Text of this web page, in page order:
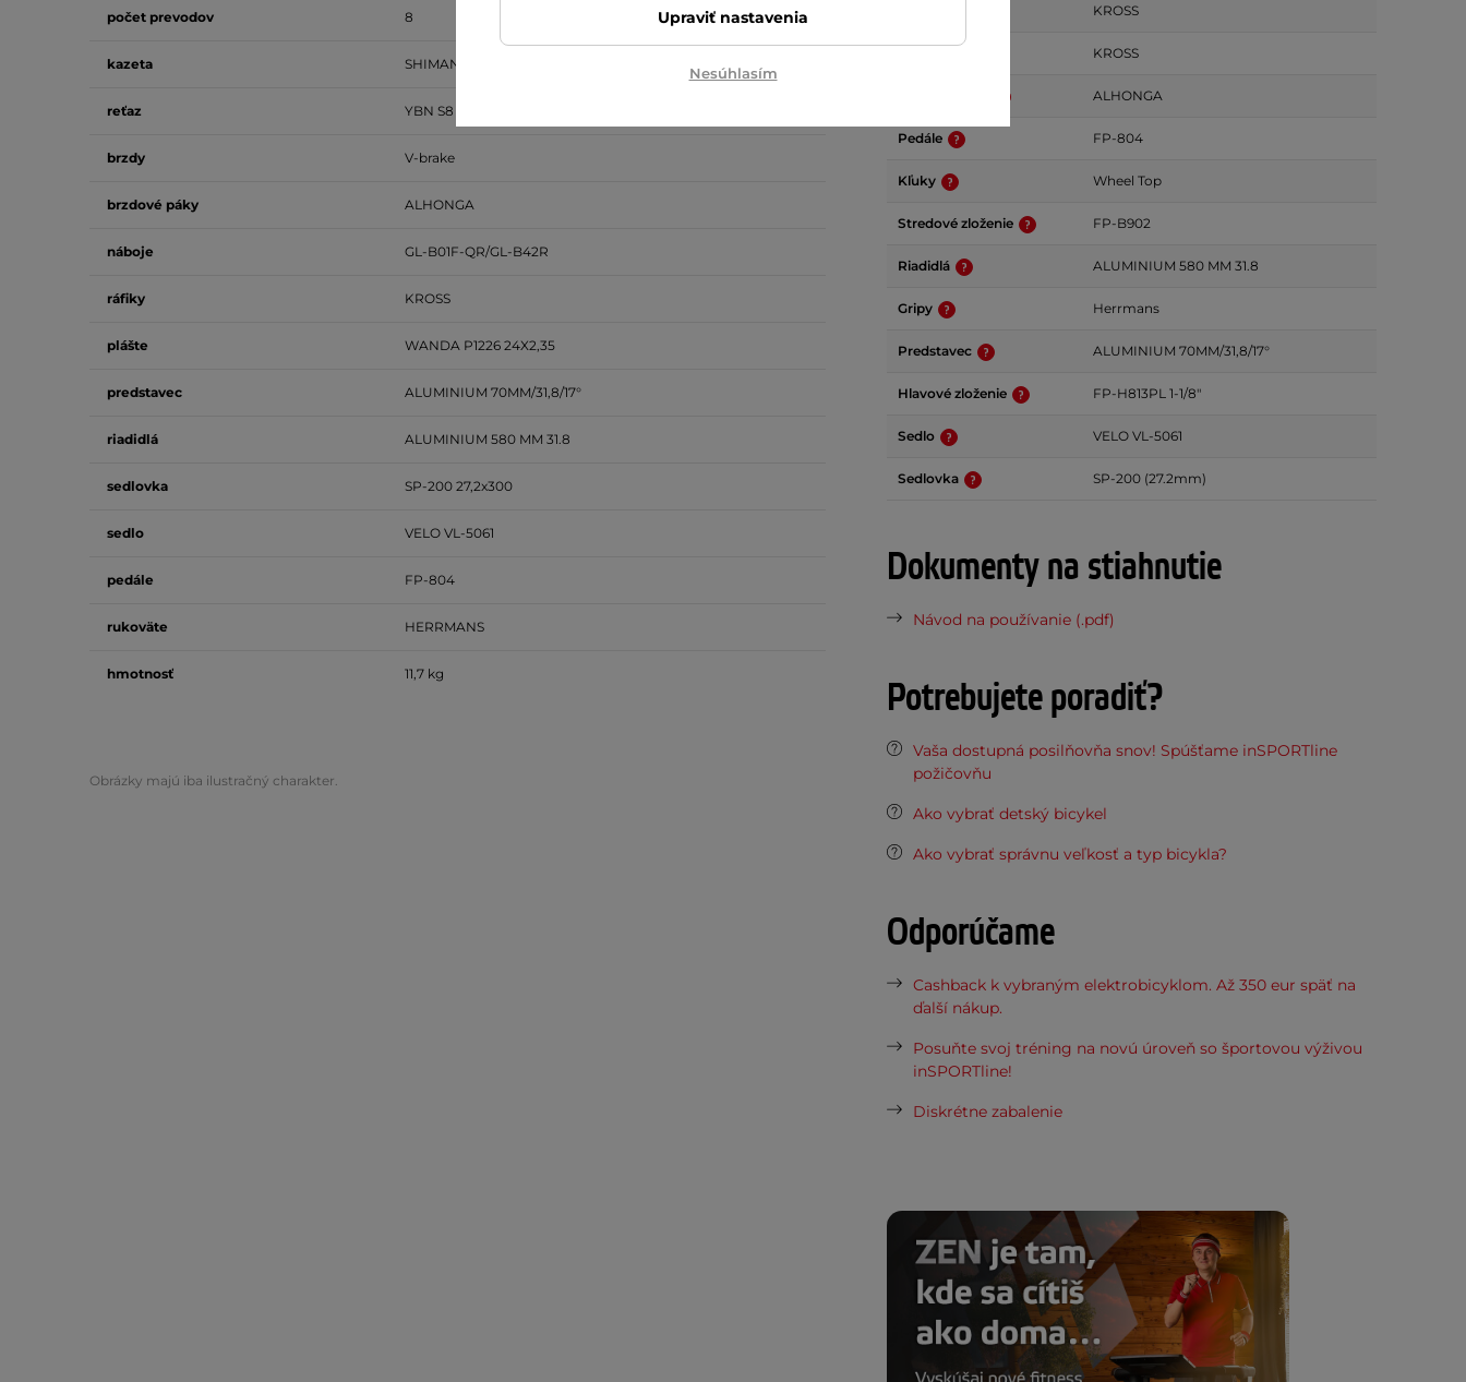
počet prevodov 8
kazeta SHIMANO HG41-8 (11-34T)
reťaz YBN S8
brzdy V-brake
brzdové páky ALHONGA
náboje GL-B01F-QR/GL-B42R
ráfiky KROSS
plášte WANDA P1226 24X2,35
predstavec ALUMINIUM 70MM/31,8/17°
riadidlá ALUMINIUM 580 MM 31.8
sedlovka SP-200 27,2x300
sedlo VELO VL-5061
pedále FP-804
rukoväte HERRMANS
hmotnosť 11,7 kg
Obrázky majú iba ilustračný charakter.
KROSS
KROSS
ALHONGA
Pedále FP-804
Kľuky Wheel Top
Stredové zloženie FP-B902
Riadidlá ALUMINIUM 580 MM 31.8
Gripy Herrmans
Predstavec ALUMINIUM 70MM/31,8/17°
Hlavové zloženie FP-H813PL 1-1/8"
Sedlo VELO VL-5061
Sedlovka SP-200 (27.2mm)
Dokumenty na stiahnutie
Návod na používanie (.pdf)
Potrebujete poradiť?
Vaša dostupná posilňovňa snov! Spúšťame inSPORTline
požičovňu
Ako vybrať detský bicykel
Ako vybrať správnu veľkosť a typ bicykla?
Odporúčame
Cashback k vybraným elektrobicyklom. Až 350 eur späť na
ďalší nákup.
Posuňte svoj tréning na novú úroveň so športovou výživou
inSPORTline!
Diskrétne zabalenie
Upraviť nastavenia
Nesúhlasím